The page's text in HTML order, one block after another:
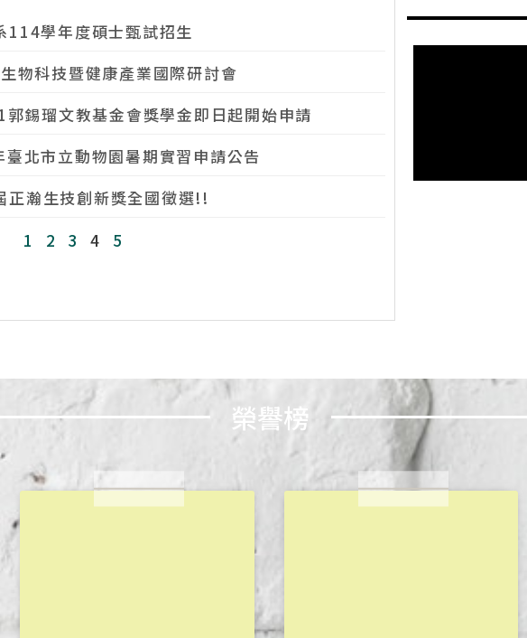
114學年度碩士甄試招生
物科技暨健康產業國際研討會
錫瑠文教基金會獎學金即日起開始申請
北市立動物園暑期實習申請公告
正瀚生技創新獎全國徵選!!
1
2 3 4 5
榮譽榜